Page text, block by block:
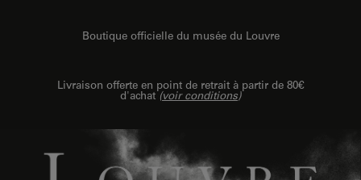
Boutique officielle du musée du Louvre
Livraison offerte en point de retrait à partir de 80€
d'achat (voir conditions)